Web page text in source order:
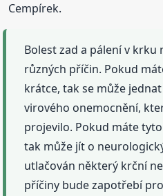
Cempírek.
Bolest zad a pálení v
různých příčin. Pokud
krátce, tak se může
virového onemocnění,
projevilo. Pokud máte
tak může jít o
utlačován některý krční
příčiny bude zapotřebí